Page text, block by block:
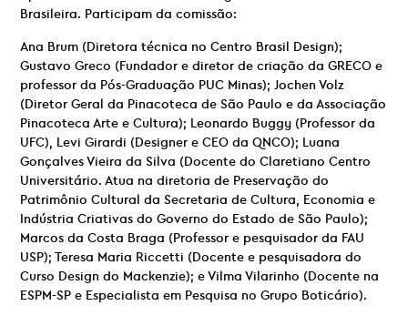
Brasileira. Participam da comissão:
Ana Brum (Diretora técnica no Centro Brasil Design);
Gustavo Greco (Fundador e diretor de criação da GRECO e
professor da Pós-Graduação PUC Minas); Jochen Volz
(Diretor Geral da Pinacoteca de São Paulo e da Associação
Pinacoteca Arte e Cultura); Leonardo Buggy (Professor da
UFC), Levi Girardi (Designer e CEO da QNCO); Luana
Gonçalves Vieira da Silva (Docente do Claretiano Centro
Universitário. Atua na diretoria de Preservação do
Patrimônio Cultural da Secretaria de Cultura, Economia e
Indústria Criativas do Governo do Estado de São Paulo);
Marcos da Costa Braga (Professor e pesquisador da FAU
USP); Teresa Maria Riccetti (Docente e pesquisadora do
Curso Design do Mackenzie); e Vilma Vilarinho (Docente na
ESPM-SP e Especialista em Pesquisa no Grupo Boticário).